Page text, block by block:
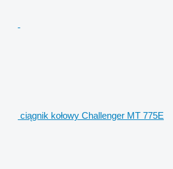
ciągnik kołowy Challenger MT 775E